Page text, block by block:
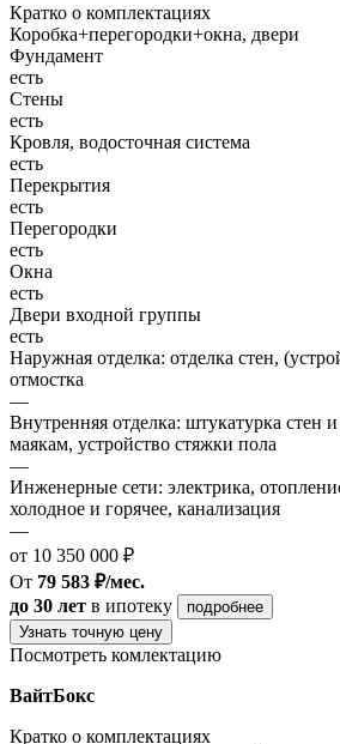
Кратко о комплектациях
Коробка+перегородки+окна, двери
Фундамент
есть
Стены
есть
Кровля, водосточная система
есть
Перекрытия
есть
Перегородки
есть
Окна
есть
Двери входной группы
есть
Наружная отделка: отделка стен,
отмостка
—
Внутренняя отделка: штукатурка стен
маякам, устройство стяжки пола
—
Инженерные сети: электрика,
холодное и горячее, канализация
—
от 10 350 000 ₽
От 79 583 ₽/мес.
до 30 лет в ипотеку
подробнее
Узнать точную цену
Посмотреть комлектацию
ВайтБокс
Кратко о комплектациях